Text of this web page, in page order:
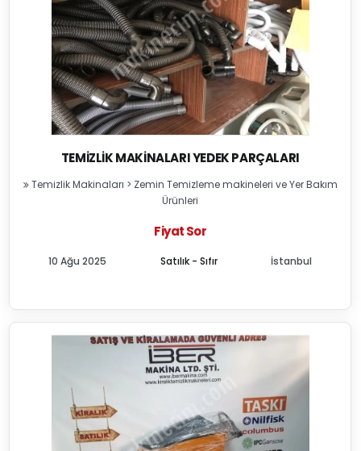
TEMIZLIK MAKINALARI YEDEK PARÇALARI
Temizlik Makinaları > Zemin Temizleme makineleri ve Yer Bakım
Ürünleri
Fiyat Sor
Satılık - Sıfır
10 Ağu 2025 İstanbul